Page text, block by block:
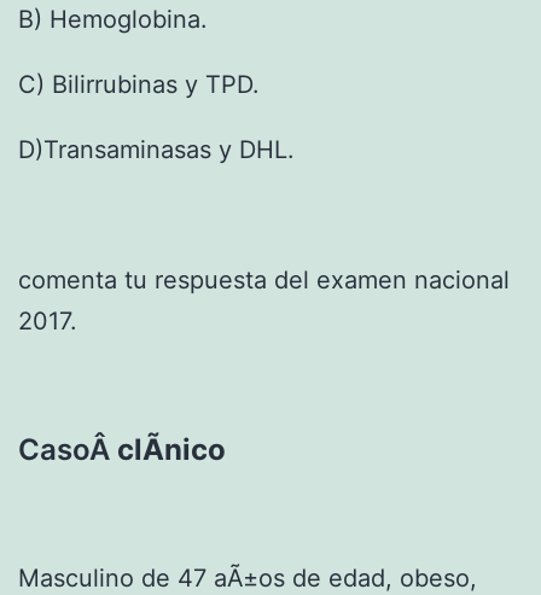
B) Hemoglobina.
C) Bilirrubinas y TPD.
D)Transaminasas y DHL.
comenta tu respuesta del examen nacional
2017.
CasoÂ clÃ­nico
Masculino de 47 aÃ±os de edad, obeso,